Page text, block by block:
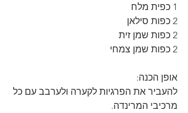
1 כפית מלח
2 כפות סילאן
2 כפות שמן זית
2 כפות שמן צמחי
אופן הכנה:
להעביר את הפרגיות לקערה ולערבב עם כל
מרכיבי המרינדה.